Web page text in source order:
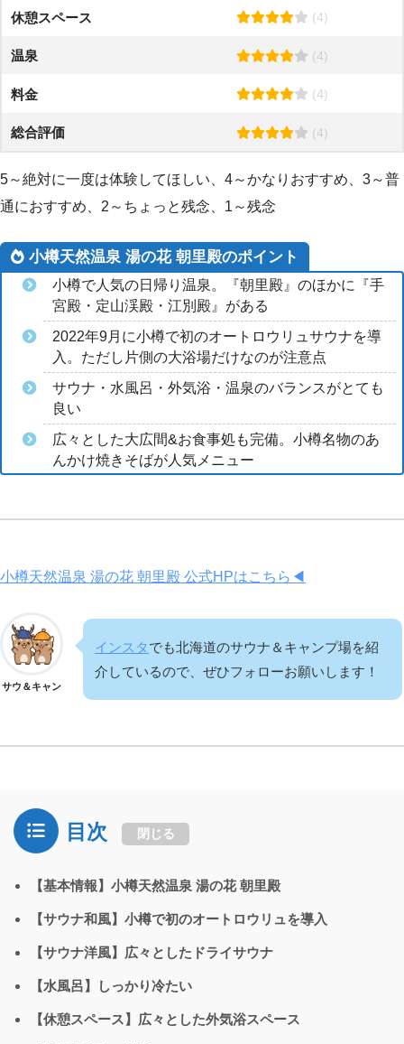
休憩スペース (4)
温泉 (4)
料金 (4)
総合評価 (4)
5～絶対に一度は体験してほしい、4～かなりおすすめ、3～普
通におすすめ、2～ちょっと残念、1～残念
小樽天然温泉 湯の花 朝里殿のポイント
小樽で人気の日帰り温泉。『朝里殿』のほかに『手
宮殿・定山渓殿・江別殿』がある
2022年9月に小樽で初のオートロウリュサウナを導
入。ただし片側の大浴場だけなのが注意点
サウナ・水風呂・外気浴・温泉のバランスがとても
良い
広々とした大広間&お食事処も完備。小樽名物のあ
んかけ焼きそばが人気メニュー
小樽天然温泉 湯の花 朝里殿 公式HPはこちら◀
サウ＆キャン
インスタ でも北海道のサウナ＆キャンプ場を紹
介しているので、ぜひフォローお願いします！
目次 閉じる
【基本情報】小樽天然温泉 湯の花 朝里殿
【サウナ和風】小樽で初のオートロウリュを導入
【サウナ洋風】広々としたドライサウナ
【水風呂】しっかり冷たい
【休憩スペース】広々とした外気浴スペース